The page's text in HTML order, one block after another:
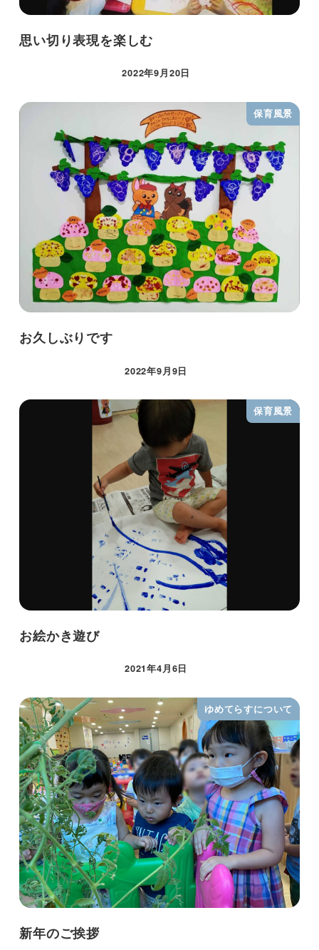
思い切り表現を楽しむ
2022年9月20日
保育風景
お久しぶりです
2022年9月9日
保育風景
お絵かき遊び
2021年4月6日
ゆめてらすについて
新年のご挨拶